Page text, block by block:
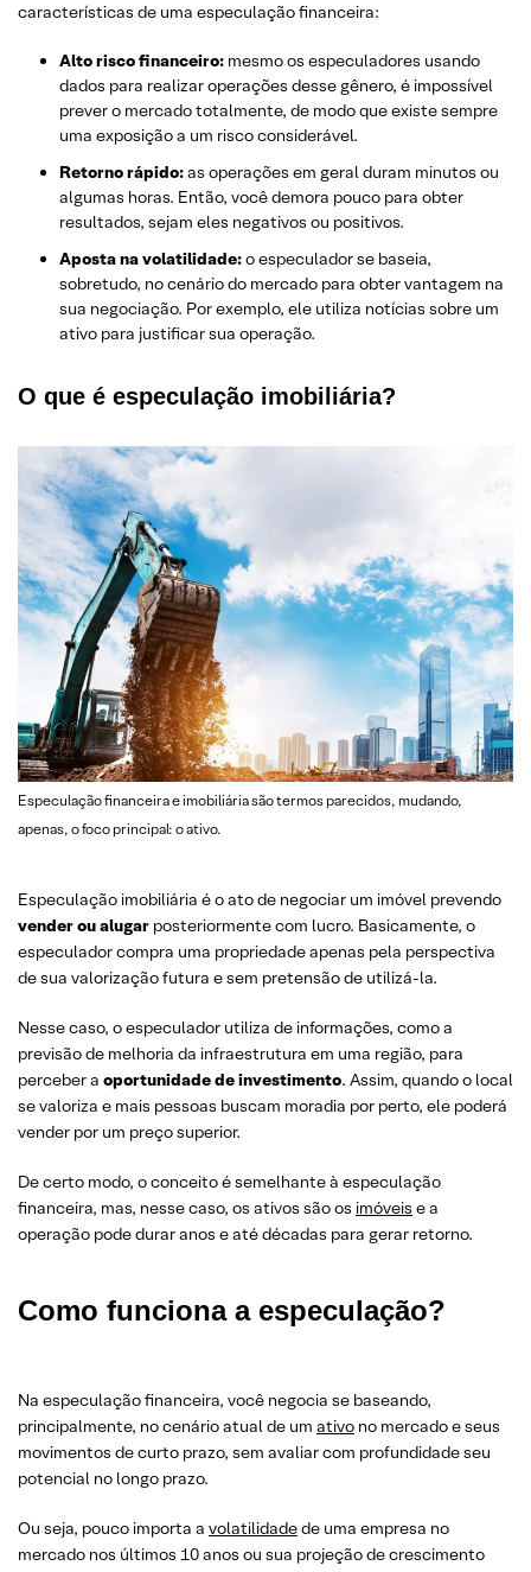
características de uma especulação financeira:
Alto risco financeiro: mesmo os especuladores usando
dados para realizar operações desse gênero, é impossível
prever o mercado totalmente, de modo que existe sempre
uma exposição a um risco considerável.
Retorno rápido:as operações em geral duram minutos ou
algumas horas. Então, você demora pouco para obter
resultados, sejam eles negativos ou positivos.
Aposta na volatilidade:o especulador se baseia,
sobretudo, no cenário do mercado para obter vantagem na
sua negociação. Por exemplo, ele utiliza notícias sobre um
ativo para justificar sua operação.
O que é especulação imobiliária?
Especulação financeira e imobiliária são termos parecidos, mudando,
apenas, o foco principal: o ativo.
Especulação imobiliária é o ato de negociar um imóvel prevendo
vender ou alugar posteriormente com lucro. Basicamente, o
especulador compra uma propriedade apenas pela perspectiva
de sua valorização futura e sem pretensão de utilizá-la.
Nesse caso, o especulador utiliza de informações, como a
previsão de melhoria da infraestrutura em uma região, para
perceber a oportunidade de investimento. Assim, quando o local
se valoriza e mais pessoas buscam moradia por perto, ele poderá
vender por um preço superior.
De certo modo, o conceito é semelhante à especulação
financeira, mas, nesse caso, os ativos são os imóveis e a
operação pode durar anos e até décadas para gerar retorno.
Como funciona a especulação?
Na especulação financeira, você negocia se baseando,
principalmente, no cenário atual de um ativo no mercado e seus
movimentos de curto prazo, sem avaliar com profundidade seu
potencial no longo prazo.
Ou seja, pouco importa a volatilidadede uma empresa no
mercado nos últimos 10 anos ou sua projeção de crescimento